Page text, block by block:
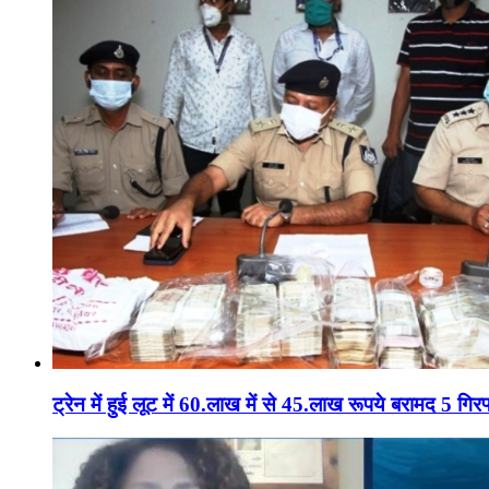
ट्रेन में हुई लूट में 60.लाख में से 45.लाख रूपये बरामद 5